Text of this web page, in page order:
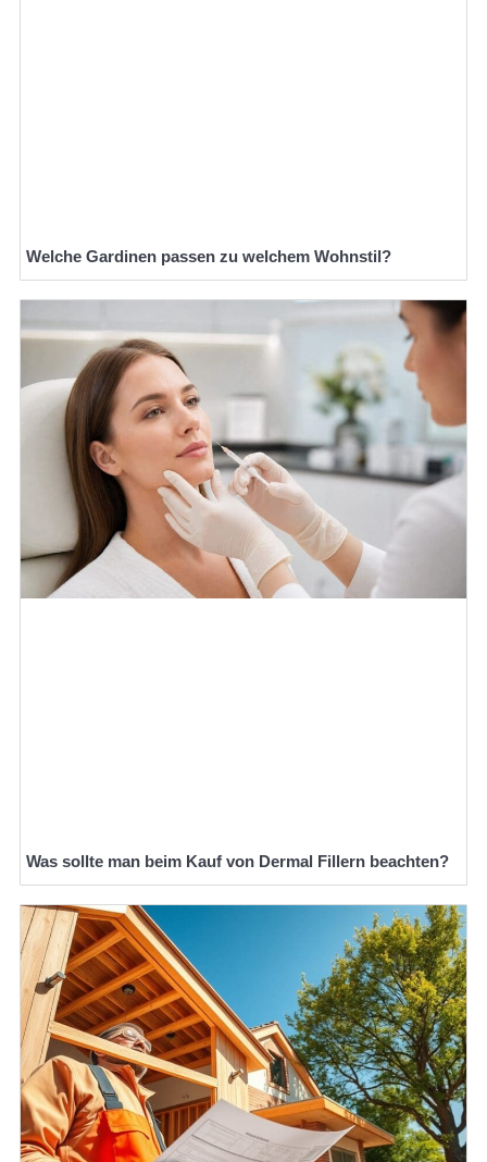
Welche Gardinen passen zu welchem Wohnstil?
Was sollte man beim Kauf von Dermal Fillern beachten?